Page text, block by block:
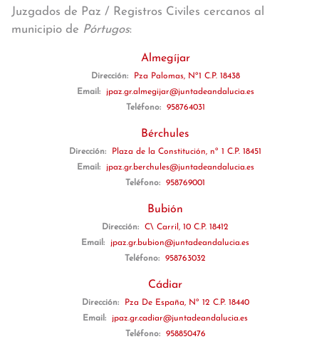
Juzgados de Paz / Registros Civiles cercanos al
municipio de Pórtugos:
Almegíjar
Dirección:
Pza Palomas, Nº1 C.P. 18438
Email:
jpaz.gr.almegijar@juntadeandalucia.es
Teléfono:
958764031
Bérchules
Dirección:
Plaza de la Constitución, nº 1 C.P. 18451
Email:
jpaz.gr.berchules@juntadeandalucia.es
Teléfono:
958769001
Bubión
Dirección:
C\ Carril, 10 C.P. 18412
Email:
jpaz.gr.bubion@juntadeandalucia.es
Teléfono:
958763032
Cádiar
Dirección:
Pza De España, Nº 12 C.P. 18440
Email:
jpaz.gr.cadiar@juntadeandalucia.es
Teléfono:
958850476